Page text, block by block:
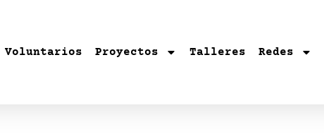
Voluntarios Proyectos Talleres Redes